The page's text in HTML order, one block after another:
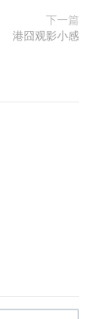
下一篇
港囧观影小感